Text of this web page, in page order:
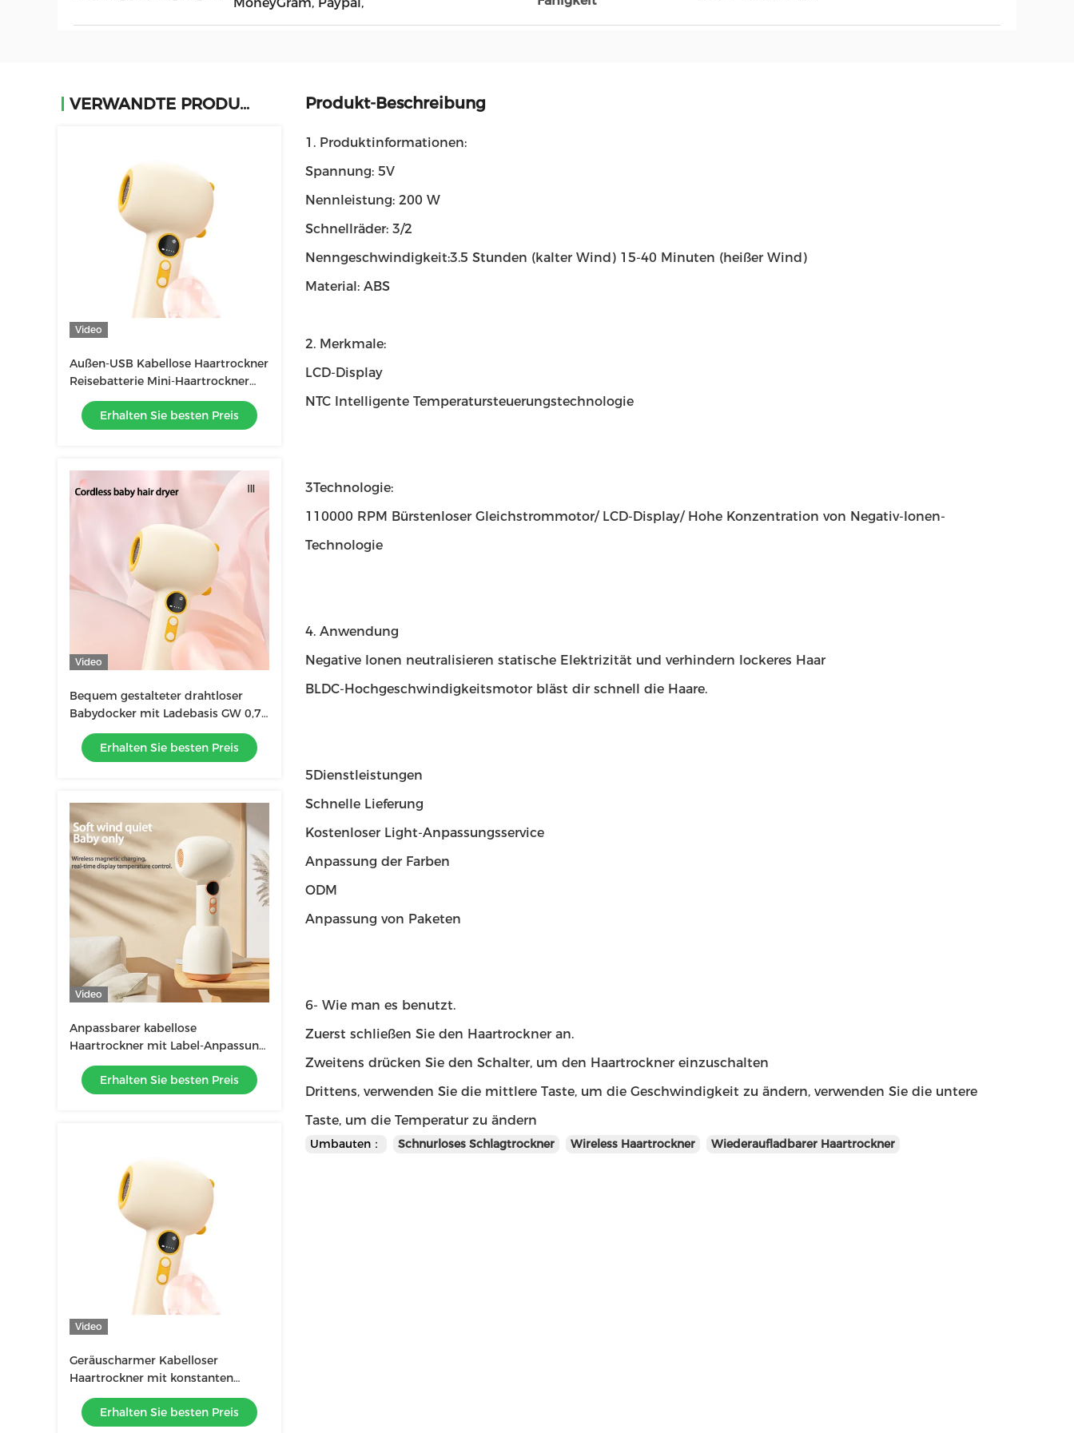
VERWANDTE PRODUKTE
Video
Außen-USB Kabellose Haartrockner
Reisebatterie Mini-Haartrockner
Portable Ladung Wireless
Haartrockner
Erhalten Sie besten Preis
Video
Bequem gestalteter drahtloser
Babydocker mit Ladebasis GW 0,7
KG Gelb / Blau
Erhalten Sie besten Preis
Video
Anpassbarer kabellose
Haartrockner mit Label-Anpassung
und Farboptionen
Erhalten Sie besten Preis
Video
Geräuscharmer Kabelloser
Haartrockner mit konstanten
Temperaturen zum Schutz der
Haut des Babys
Erhalten Sie besten Preis
Produkt-Beschreibung
1. Produktinformationen:
Spannung: 5V
Nennleistung: 200 W
Schnellräder: 3/2
Nenngeschwindigkeit:3.5 Stunden (kalter Wind) 15-40 Minuten (heißer Wind)
Material: ABS
2. Merkmale:
LCD-Display
NTC Intelligente Temperatursteuerungstechnologie
3Technologie:
110000 RPM Bürstenloser Gleichstrommotor/ LCD-Display/ Hohe Konzentration von Negativ-Ionen-
Technologie
4. Anwendung
Negative Ionen neutralisieren statische Elektrizität und verhindern lockeres Haar
BLDC-Hochgeschwindigkeitsmotor bläst dir schnell die Haare.
5Dienstleistungen
Schnelle Lieferung
Kostenloser Light-Anpassungsservice
Anpassung der Farben
ODM
Anpassung von Paketen
6- Wie man es benutzt.
Zuerst schließen Sie den Haartrockner an.
Zweitens drücken Sie den Schalter, um den Haartrockner einzuschalten
Drittens, verwenden Sie die mittlere Taste, um die Geschwindigkeit zu ändern, verwenden Sie die untere
Taste, um die Temperatur zu ändern
Umbauten： Schnurloses Schlagtrockner Wireless Haartrockner Wiederaufladbarer Haartrockner